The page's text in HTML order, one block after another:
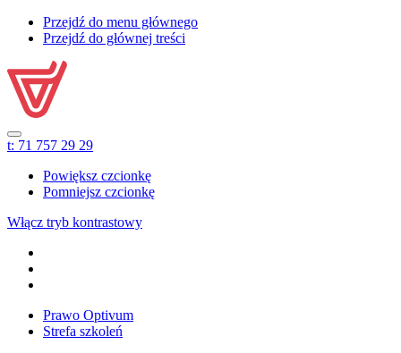
Przejdź do menu głównego
Przejdź do głównej treści
t: 71 757 29 29
Powiększ czcionkę
Pomniejsz czcionkę
Włącz tryb kontrastowy
Prawo Optivum
Strefa szkoleń